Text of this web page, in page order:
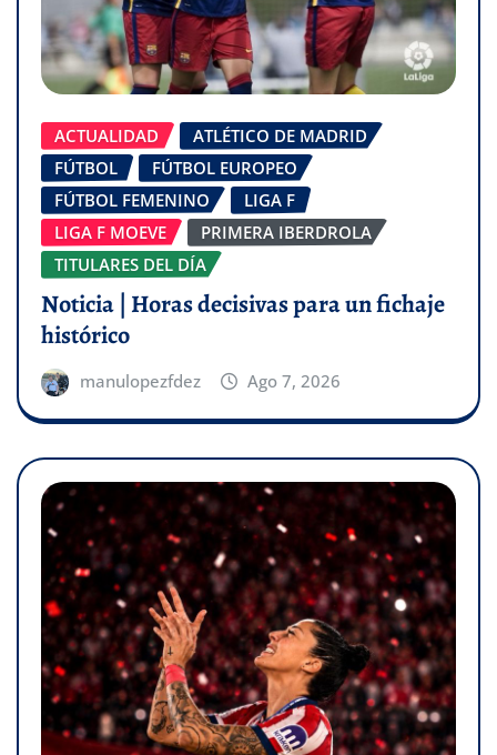
ACTUALIDAD
ATLÉTICO DE MADRID
FÚTBOL
FÚTBOL EUROPEO
FÚTBOL FEMENINO
LIGA F
LIGA F MOEVE
PRIMERA IBERDROLA
TITULARES DEL DÍA
Noticia | Horas decisivas para un fichaje
histórico
manulopezfdez Ago 7, 2026